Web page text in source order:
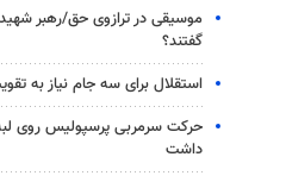
موسیقی در ترازوی حق/رهبر
گفتند؟
استقلال برای سه جام نیاز به
حرکت سرمربی پرسپولیس روی لبه
داشت